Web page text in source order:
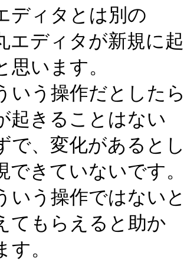
ディタとは別の
エディタが新規に
思います。
いう操作だとした
起きることはない
で、変化があると
できていないです
いう操作ではない
てもらえると助か
す。